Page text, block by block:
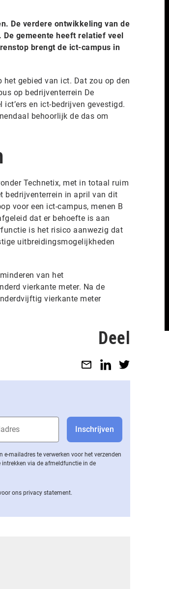
De verdere ontwikkeling van de
gemeente heeft relatief veel
brengt de ict-campus in
gebied van ict. Dat zou op den
op bedrijventerrein De
en ict-bedrijven gevestigd.
behoorlijk de das om
Technetix, met in totaal ruim
bedrijventerrein in april van dit
voor een ict-campus, menen B
dat er behoefte is aan
is het risico aanwezig dat
uitbreidingsmogelijkheden
van het
vierkante meter. Na de
vierkante meter
Deel
mailadres te verwerken voor het verzenden
via de af­meld­func­tie in de
ons privacy statement.